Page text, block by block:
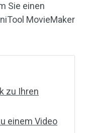
Sie einen
MovieMaker
zu Ihren
einem Video